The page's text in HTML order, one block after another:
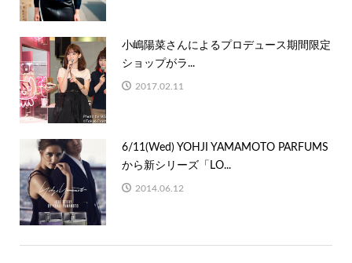
小嶋陽菜さんによるプロデュース期間限定
ショップがラ...
2017.02.11
6/11(Wed) YOHJI YAMAMOTO PARFUMS
から新シリーズ「LO...
2014.06.12